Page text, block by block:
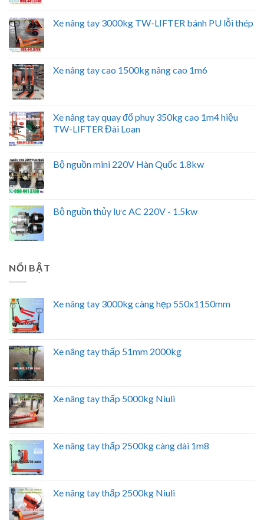
Xe nâng tay 3000kg TW-LIFTER bánh PU lỗi thép
Xe nâng tay cao 1500kg nâng cao 1m6
Xe nâng tay quay đổ phuy 350kg cao 1m4 hiệu
TW-LIFTER Đài Loan
Bộ nguồn mini 220V Hàn Quốc 1.8kw
Bộ nguồn thủy lực AC 220V - 1.5kw
NỔI BẬT
Xe nâng tay 3000kg càng hẹp 550x1150mm
Xe nâng tay thấp 51mm 2000kg
Xe nâng tay thấp 5000kg Niuli
Xe nâng tay thấp 2500kg càng dài 1m8
Xe nâng tay thấp 2500kg Niuli